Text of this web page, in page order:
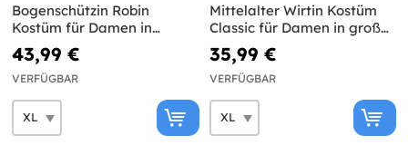
Bogenschützin Robin
Kostüm für Damen in
großer Größe
43,99 €
VERFÜGBAR
Mittelalter Wirtin Kostüm
Classic für Damen in großer
Größe
35,99 €
VERFÜGBAR